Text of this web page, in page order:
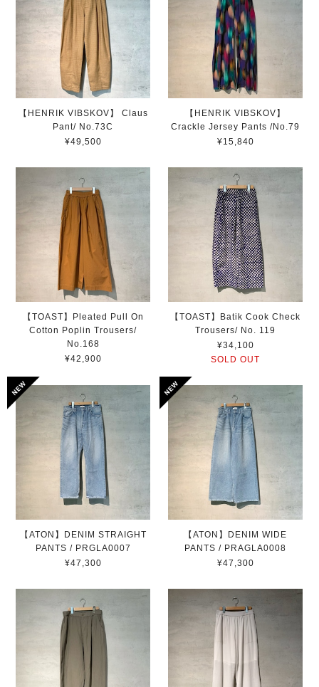
【HENRIK VIBSKOV】 Claus
Pant/ No.73C
¥49,500
【HENRIK VIBSKOV】
Crackle Jersey Pants /No.79
¥15,840
【TOAST】Pleated Pull On
Cotton Poplin Trousers/
No.168
¥42,900
【TOAST】Batik Cook Check
Trousers/ No. 119
¥34,100
SOLD OUT
【ATON】DENIM STRAIGHT
PANTS / PRGLA0007
¥47,300
【ATON】DENIM WIDE
PANTS / PRAGLA0008
¥47,300